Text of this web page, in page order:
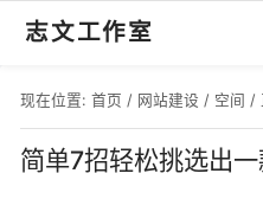
志文工作室
现在位置: 首页 / 网站建设 / 空间 /
简单7招轻松挑选出